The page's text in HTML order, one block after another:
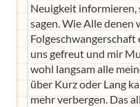
Neuigkeit informieren,
sagen. Wie Alle denen
Folgeschwangerschaft
uns gefreut und mir
wohl langsam alle
über Kurz oder Lang
mehr verbergen. Das